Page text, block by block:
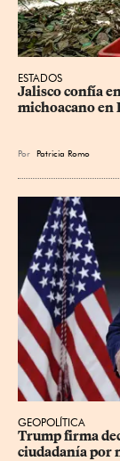
ESTADOS
Jalisco confía
michoacano en
Por Patricia Romo
GEOPOLÍTICA
Trump firma
ciudadanía por